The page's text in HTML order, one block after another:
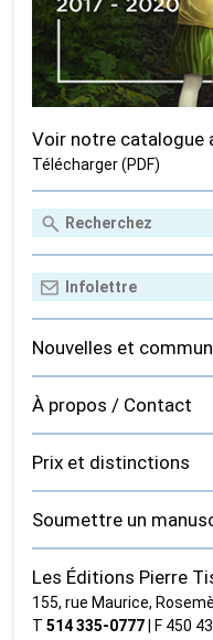
Voir notre catalogue
Télécharger (PDF)
Nouvelles et
À propos / Contact
Prix et distinctions
Soumettre un
Les Éditions Pierre
155, rue Maurice,
T514 335‑0777 | F 450